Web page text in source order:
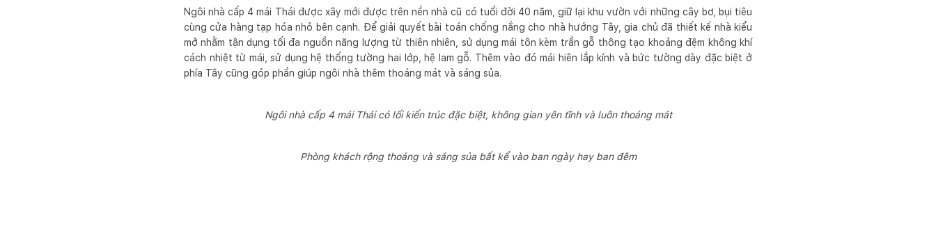
Ngôi nhà cấp 4 mái Thái được xây mới được trên nền nhà cũ có tuổi đời 40 năm, giữ lại khu vườn với những cây bơ, bụi tiêu
cùng cửa hàng tạp hóa nhỏ bên cạnh. Để giải quyết bài toán chống nắng cho nhà hướng Tây, gia chủ đã thiết kế nhà kiểu
mở nhằm tận dụng tối đa nguồn năng lượng từ thiên nhiên, sử dụng mái tôn kèm trần gỗ thông tạo khoảng đệm không khí
cách nhiệt từ mái, sử dụng hệ thống tường hai lớp, hệ lam gỗ. Thêm vào đó mái hiên lắp kính và bức tường dày đặc biệt ở
phía Tây cũng góp phần giúp ngôi nhà thêm thoáng mát và sáng sủa.
Ngôi nhà cấp 4 mái Thái có lối kiến trúc đặc biệt, không gian yên tĩnh và luôn thoáng mát
Phòng khách rộng thoáng và sáng sủa bất kể vào ban ngày hay ban đêm